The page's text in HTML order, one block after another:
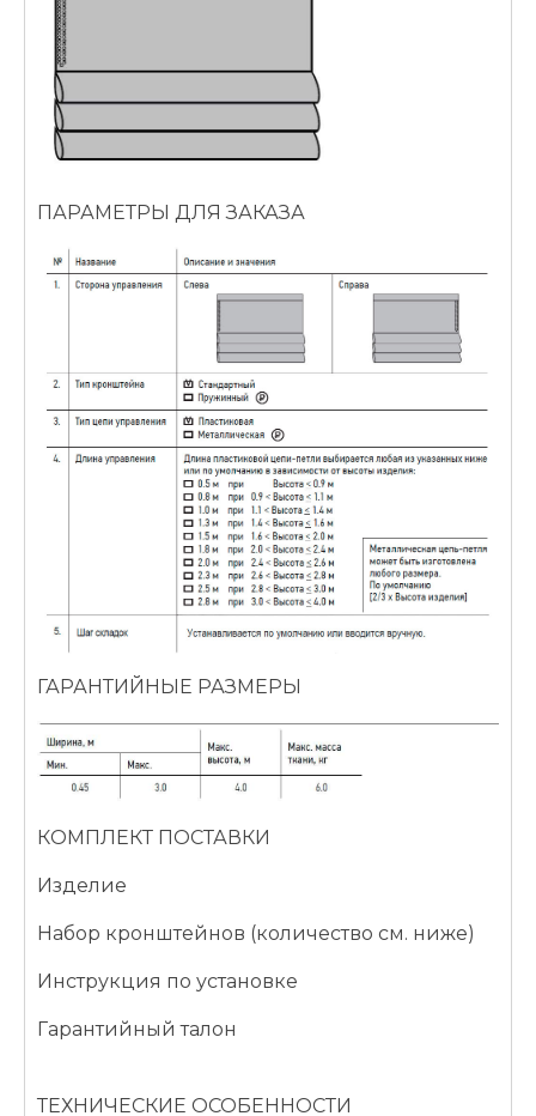
ПАРАМЕТРЫ ДЛЯ ЗАКАЗА
ГАРАНТИЙНЫЕ РАЗМЕРЫ
КОМПЛЕКТ ПОСТАВКИ
Изделие
Набор кронштейнов (количество см. ниже)
Инструкция по установке
Гарантийный талон
ТЕХНИЧЕСКИЕ ОСОБЕННОСТИ